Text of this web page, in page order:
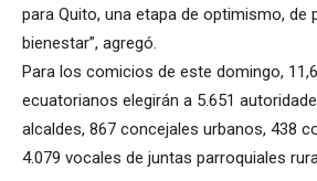
para Quito, una etapa de optimismo, de
bienestar”, agregó.
Para los comicios de este domingo,
ecuatorianos elegirán a 5.651
alcaldes, 867 concejales urbanos, 438
4.079 vocales de juntas parroquiales